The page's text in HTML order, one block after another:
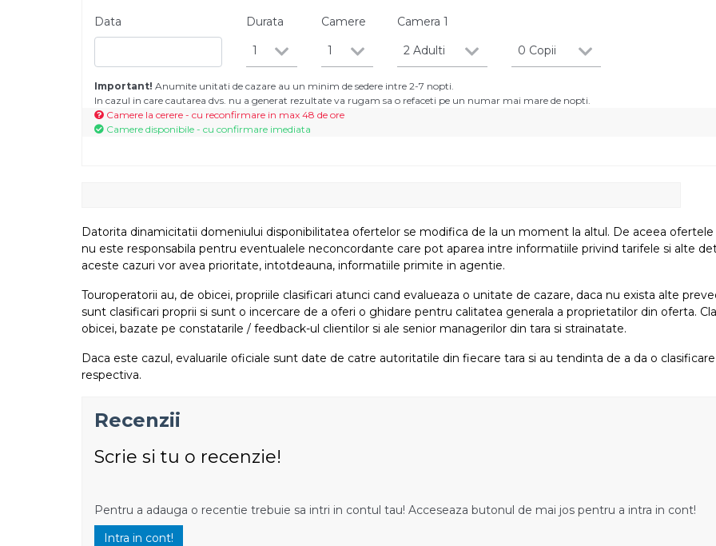
Data
Durata
1
Camere
1
Camera1
2 Adulti
0 Copii
Important! Anumite unitati de cazare au un minim de sedere intre 2-7 nopti.
In cazul in care cautarea dvs. nu a generat rezultate va rugam sa o refaceti pe un numar mai mare de nopti.
Camere la cerere - cu reconfirmare in max 48 de ore
Camere disponibile - cu confirmare imediata
Datorita dinamicitatii domeniului disponibilitatea ofertelor se modifica de la un moment la altul. De aceea
nu este responsabila pentru eventualele neconcordante care pot aparea intre informatiile privind tarifele si alte
aceste cazuri vor avea prioritate, intotdeauna, informatiile primite in agentie.
Touroperatorii au, de obicei, propriile clasificari atunci cand evalueaza o unitate de cazare, daca nu exista alte
sunt clasificari proprii si sunt o incercare de a oferi o ghidare pentru calitatea generala a proprietatilor din oferta.
obicei, bazate pe constatarile / feedback-ul clientilor si ale senior managerilor din tara si strainatate.
Daca este cazul, evaluarile oficiale sunt date de catre autoritatile din fiecare tara si au tendinta de a da o
respectiva.
Recenzii
Scrie si tu o recenzie!
Pentru a adauga o recentie trebuie sa intri in contul tau! Acceseaza butonul de mai jos pentru a intra in cont!
Intra in cont!